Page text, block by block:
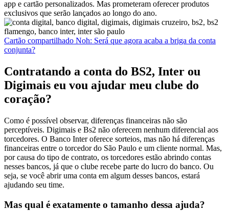
app e cartão personalizados. Mas prometeram oferecer produtos
exclusivos que serão lançados ao longo do ano.
Cartão compartilhado Noh: Será que agora acaba a briga da conta
conjunta?
Contratando a conta do BS2, Inter ou
Digimais eu vou ajudar meu clube do
coração?
Como é possível observar, diferenças financeiras não são
perceptíveis. Digimais e Bs2 não oferecem nenhum diferencial aos
torcedores. O Banco Inter oferece sorteios, mas não há diferenças
financeiras entre o torcedor do São Paulo e um cliente normal. Mas,
por causa do tipo de contrato, os torcedores estão abrindo contas
nesses bancos, já que o clube recebe parte do lucro do banco. Ou
seja, se você abrir uma conta em algum desses bancos, estará
ajudando seu time.
Mas qual é exatamente o tamanho dessa ajuda?